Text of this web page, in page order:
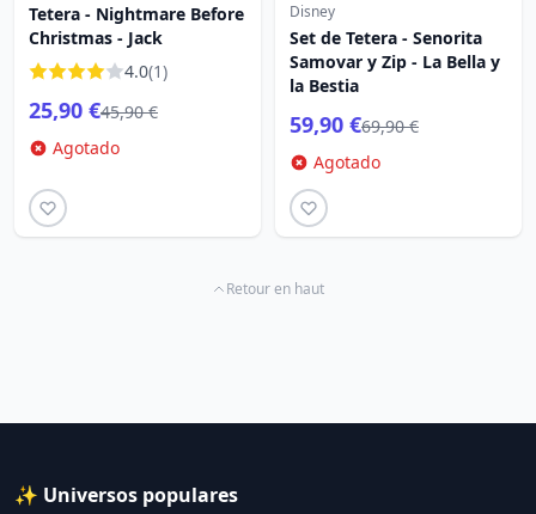
Tetera - Nightmare Before
Christmas - Jack
4.0(1)
25,90 €45,90 €
Agotado
Disney
Set de Tetera - Senorita
Samovar y Zip - La Bella y
la Bestia
59,90 €69,90 €
Agotado
Retour en haut
✨ Universos populares